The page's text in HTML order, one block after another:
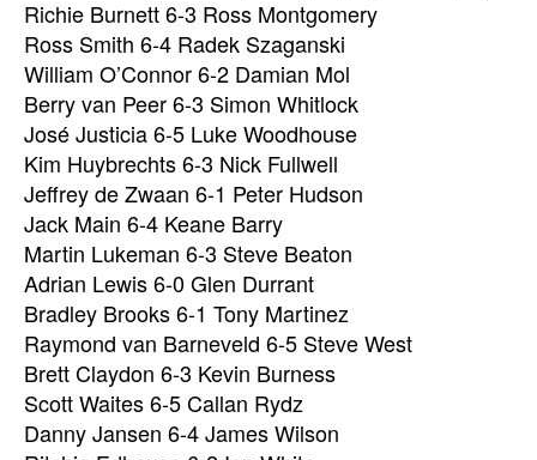
Richie Burnett 6-3 Ross Montgomery
Ross Smith 6-4 Radek Szaganski
William O’Connor 6-2 Damian Mol
Berry van Peer 6-3 Simon Whitlock
José Justicia 6-5 Luke Woodhouse
Kim Huybrechts 6-3 Nick Fullwell
Jeffrey de Zwaan 6-1 Peter Hudson
Jack Main 6-4 Keane Barry
Martin Lukeman 6-3 Steve Beaton
Adrian Lewis 6-0 Glen Durrant
Bradley Brooks 6-1 Tony Martinez
Raymond van Barneveld 6-5 Steve West
Brett Claydon 6-3 Kevin Burness
Scott Waites 6-5 Callan Rydz
Danny Jansen 6-4 James Wilson